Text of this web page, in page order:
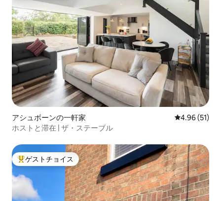
アシュボーンの一軒家 レビュー51
4.96 (51)
ホストと滞在 | ザ・ステーブル
大好評のゲストチョイスです。
ゲストチョイス